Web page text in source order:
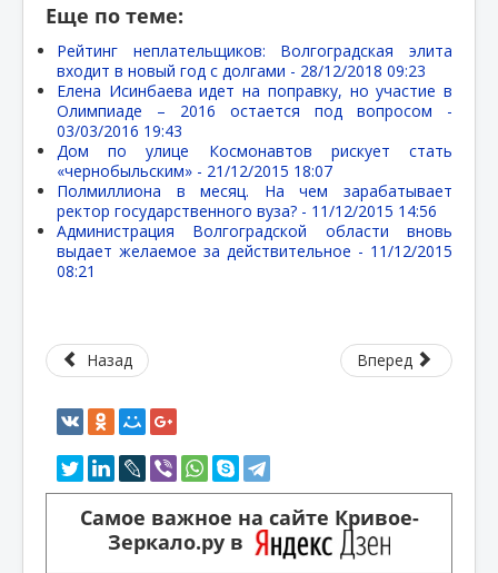
Еще по теме:
Рейтинг неплательщиков: Волгоградская элита
входит в новый год с долгами - 28/12/2018 09:23
Елена Исинбаева идет на поправку, но участие в
Олимпиаде – 2016 остается под вопросом -
03/03/2016 19:43
Дом по улице Космонавтов рискует стать
«чернобыльским» - 21/12/2015 18:07
Полмиллиона в месяц. На чем зарабатывает
ректор государственного вуза? - 11/12/2015 14:56
Администрация Волгоградской области вновь
выдает желаемое за действительное - 11/12/2015
08:21
Назад Вперед
Самое важное на сайте Кривое-
Зеркало.ру в